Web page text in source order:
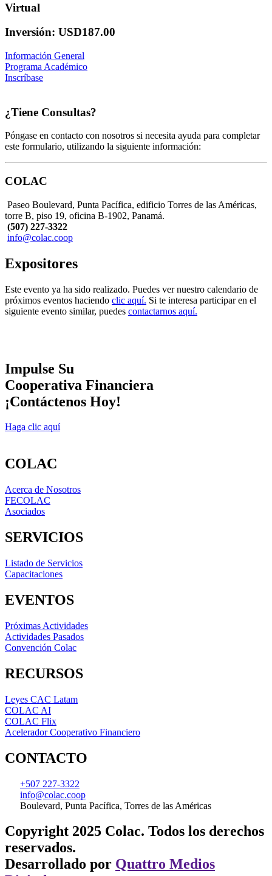
Virtual
Inversión: USD187.00
Información General
Programa Académico
Inscríbase
¿Tiene Consultas?
Póngase en contacto con nosotros si necesita ayuda para completar
este formulario, utilizando la siguiente información:
COLAC
Paseo Boulevard, Punta Pacífica, edificio Torres de las Américas,
torre B, piso 19, oficina B-1902, Panamá.
(507) 227-3322
info@colac.coop
Expositores
Este evento ya ha sido realizado. Puedes ver nuestro calendario de
próximos eventos haciendo clic aquí. Si te interesa participar en el
siguiente evento similar, puedes contactarnos aquí.
Impulse Su
Cooperativa Financiera
¡Contáctenos Hoy!
Haga clic aquí
COLAC
Acerca de Nosotros
FECOLAC
Asociados
SERVICIOS
Listado de Servicios
Capacitaciones
EVENTOS
Próximas Actividades
Actividades Pasados
Convención Colac
RECURSOS
Leyes CAC Latam
COLAC AI
COLAC Flix
Acelerador Cooperativo Financiero
CONTACTO
+507 227-3322
info@colac.coop
Boulevard, Punta Pacífica, Torres de las Américas
Copyright 2025 Colac. Todos los derechos
reservados.
Desarrollado por Quattro Medios